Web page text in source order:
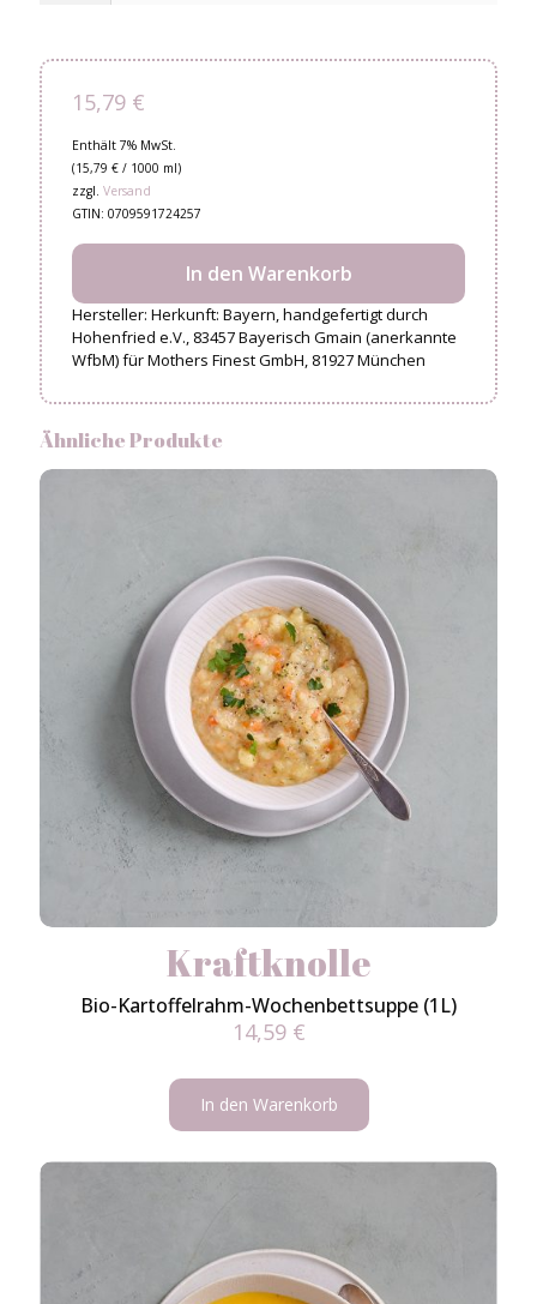
15,79 €
Enthält 7% MwSt.
(15,79 € / 1000 ml)
zzgl. Versand
GTIN: 0709591724257
In den Warenkorb
Hersteller: Herkunft: Bayern, handgefertigt durch
Hohenfried e.V., 83457 Bayerisch Gmain (anerkannte
WfbM) für Mothers Finest GmbH, 81927 München
Ähnliche Produkte
Kraftknolle
Bio-Kartoffelrahm-Wochenbettsuppe (1L)
14,59 €
In den Warenkorb